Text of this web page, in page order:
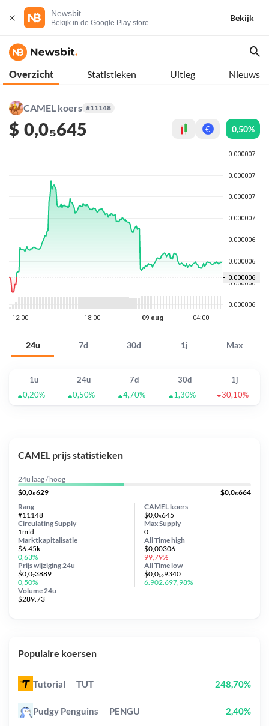
Newsbit
Bekijk in de Google Play store
Bekijk
Overzicht Statistieken Uitleg Nieuws
CAMEL koers #11148
$ 0,0₅645 € 0,50%
24u 7d 30d 1j Max
1u 24u 7d 30d
1j
0,20%
0,50% 4,70% 1,30% 30,10%
CAMEL prijs statistieken
24u laag / hoog
$0,0₅629
$0,0₅664
CAMEL koers
$0,0₅645
Circulating Supply
1mld
Prijs wijziging24u
$0,0₇3889
0,50%
Max Supply
0
Marktkapitalisatie
$6.45k
0,63%
Volume 24u
$289.73
Rang
#11148
All Timehigh
$0,00306
99,79%
All Time low
$0,0₁₀9340
6.902.697,98%
Populaire koersen
Tutorial TUT 248,70%
Pudgy Penguins PENGU 2,40%